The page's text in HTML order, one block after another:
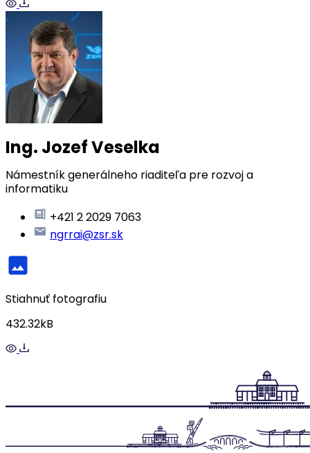
Ing. Jozef Veselka
Námestník generálneho riaditeľa pre rozvoj a
informatiku
+421 2 2029 7063
ngrrai@zsr.sk
Stiahnuť fotografiu
432.32kB